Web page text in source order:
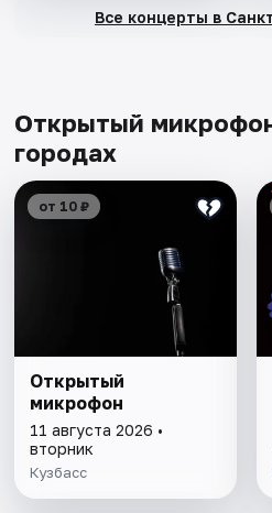
Все концерты в
Открытый
городах
от 10 ₽
Открытый
микрофон
11 августа 2026 •
вторник
Кузбасс